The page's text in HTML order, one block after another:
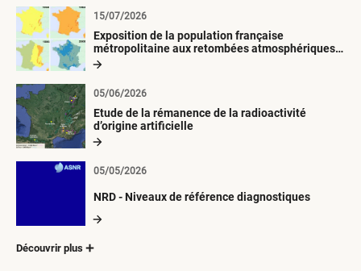
Exposition de la population française
métropolitaine aux retombées atmosphériques
radioactives depuis 1945
15/07/2026
Etude de la rémanence de la radioactivité
d’origine artificielle
05/06/2026
NRD - Niveaux de référence diagnostiques
05/05/2026
Découvrir plus